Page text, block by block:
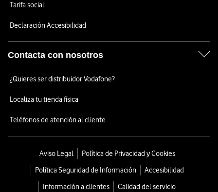
Tarifa social
Declaración Accesibilidad
Contacta con nosotros
¿Quieres ser distribuidor Vodafone?
Localiza tu tienda física
Teléfonos de atención al cliente
Aviso Legal
Política de Privacidad y Cookies
Política Seguridad de Información
Accesibilidad
Información a clientes
Calidad del servicio